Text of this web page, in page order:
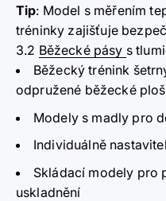
Tip: Model s měřením
tréninky zajišťuje
3.2 Běžecké pásy s
Běžecký trénink
odpružené běžecké
Modely s madly pro
Individuálně
Skládací modely pro
uskladnění